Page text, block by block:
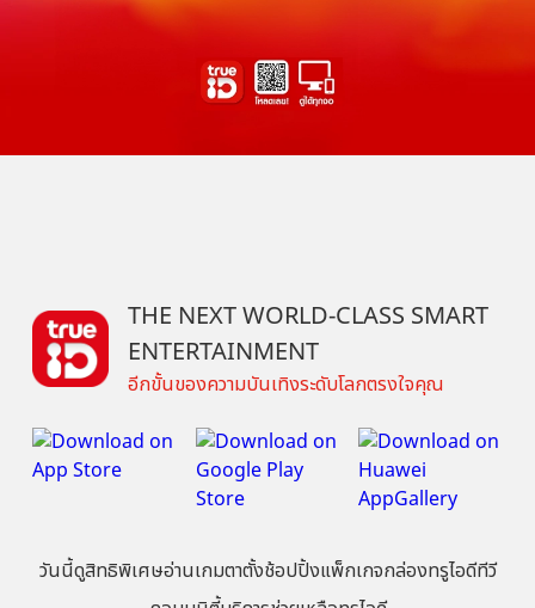
THE NEXT WORLD-CLASS SMART
ENTERTAINMENT
อีกขั้นของความบันเทิงระดับโลกตรงใจคุณ
วันนี้ดูสิทธิพิเศษอ่านเกมตาตั้งช้อปปิ้งแพ็กเกจกล่องทรูไอดีทีวี